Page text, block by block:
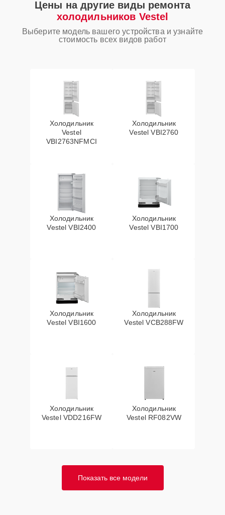
Цены на другие виды ремонта
холодильников Vestel
Выберите модель вашего устройства и узнайте
стоимость всех видов работ
Холодильник
Vestel
VBI2763NFMCI
Холодильник
Vestel VBI2760
Холодильник
Vestel VBI2400
Холодильник
Vestel VBI1700
Холодильник
Vestel VBI1600
Холодильник
Vestel VCB288FW
Холодильник
Vestel VDD216FW
Холодильник
Vestel RF082VW
Показать все модели